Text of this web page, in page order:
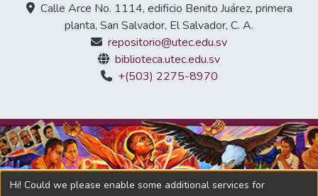
Calle Arce No. 1114, edificio Benito Juárez, primera
planta, San Salvador, El Salvador, C. A.
repositorio@utec.edu.sv
biblioteca.utec.edu.sv
+(503) 2275-8970
Hi! Could we please enable some additional services for